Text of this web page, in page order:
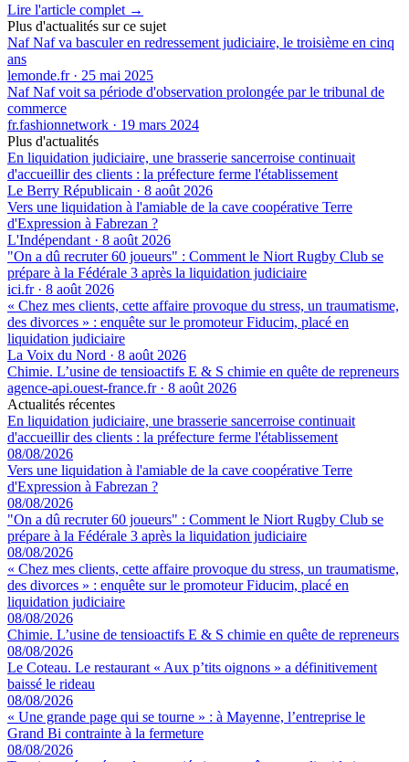
Lire l'article complet →
Plus d'actualités sur ce sujet
Naf Naf va basculer en redressement judiciaire, le troisième en cinq
ans
lemonde.fr· 25 mai 2025
Naf Naf voit sa période d'observation prolongée par le tribunal de
commerce
fr.fashionnetwork · 19 mars 2024
Plus d'actualités
En liquidation judiciaire, une brasserie sancerroise continuait
d'accueillir des clients : la préfecture ferme l'établissement
Le Berry Républicain · 8 août 2026
Vers une liquidation à l'amiable de la cave coopérative Terre
d'Expression à Fabrezan ?
L'Indépendant · 8 août 2026
"On a dû recruter 60 joueurs" : Comment le Niort Rugby Club se
prépare à la Fédérale 3 après la liquidation judiciaire
ici.fr· 8 août 2026
« Chez mes clients, cette affaire provoque du stress, un traumatisme,
des divorces » : enquête sur le promoteur Fiducim, placé en
liquidation judiciaire
La Voix du Nord · 8 août 2026
Chimie. L’usine de tensioactifs E & S chimie en quête de repreneurs
agence-api.ouest-france.fr· 8 août 2026
Actualités récentes
En liquidation judiciaire, une brasserie sancerroise continuait
d'accueillir des clients : la préfecture ferme l'établissement
08/08/2026
Vers une liquidation à l'amiable de la cave coopérative Terre
d'Expression à Fabrezan ?
08/08/2026
"On a dû recruter 60 joueurs" : Comment le Niort Rugby Club se
prépare à la Fédérale 3 après la liquidation judiciaire
08/08/2026
« Chez mes clients, cette affaire provoque du stress, un traumatisme,
des divorces » : enquête sur le promoteur Fiducim, placé en
liquidation judiciaire
08/08/2026
Chimie. L’usine de tensioactifs E & S chimie en quête de repreneurs
08/08/2026
Le Coteau. Le restaurant « Aux p’tits oignons » a définitivement
baissé le rideau
08/08/2026
« Une grande page qui se tourne » : à Mayenne, l’entreprise le
Grand Bi contrainte à la fermeture
08/08/2026